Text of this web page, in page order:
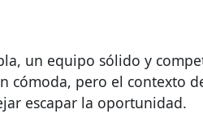
un equipo sólido y
cómoda, pero el contexto
escapar la oportunidad.